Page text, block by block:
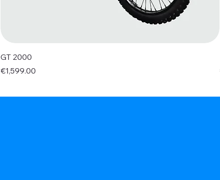
GT 2000
Price
€1,599.00